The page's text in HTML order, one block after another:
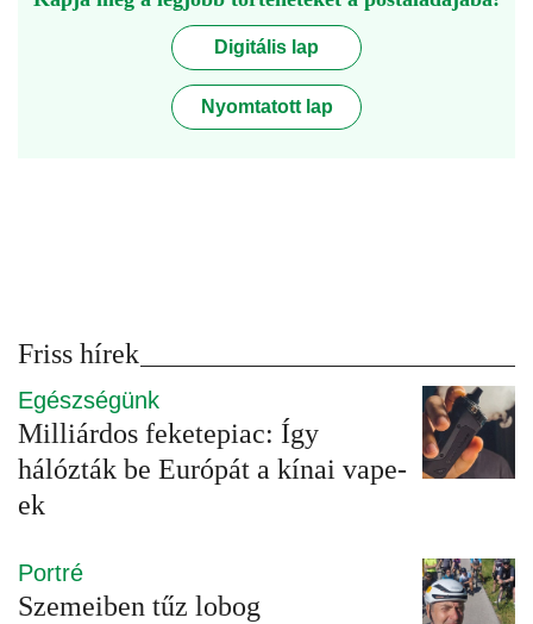
Digitális lap
Nyomtatott lap
Friss hírek
Egészségünk
Milliárdos feketepiac: Így
hálózták be Európát a kínai vape-
ek
Portré
Szemeiben tűz lobog